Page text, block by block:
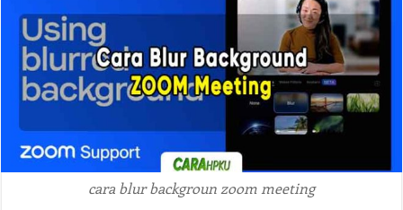
cara blur backgroun zoom meeting